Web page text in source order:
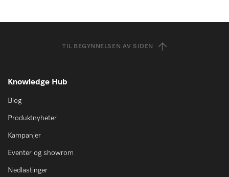
TIL BEGYNNELSEN AV SIDEN
Knowledge Hub
Blog
Produktnyheter
Kampanjer
Eventer og showrom
Nedlastinger